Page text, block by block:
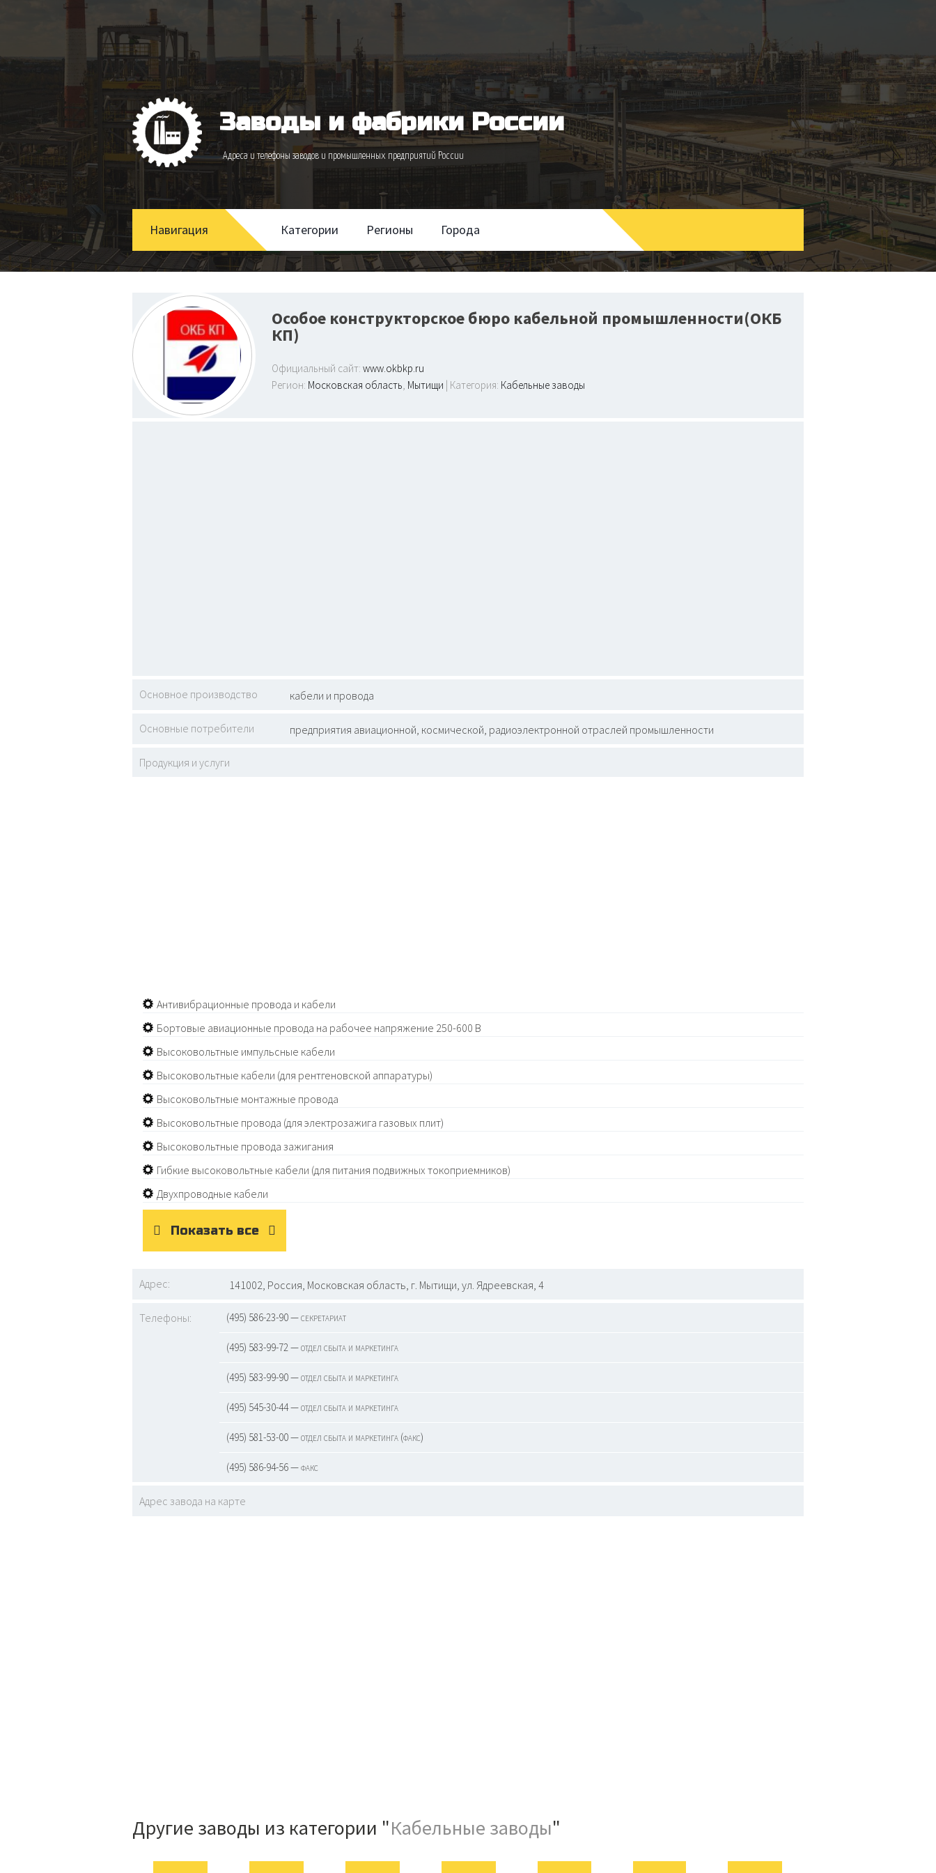
Заводы и фабрики России
Адреса и телефоны заводов и промышленных предприятий России
Навигация Категории Регионы Города
Особое конструкторское бюро кабельной промышленности(ОКБ
КП)
Официальный сайт: www.okbkp.ru
Регион: Московская область, Мытищи | Категория: Кабельные заводы
Основное производство кабели и провода
Основные потребители предприятия авиационной, космической, радиоэлектронной отраслей промышленности
Продукция и услуги
Антивибрационные провода и кабели
Бортовые авиационные провода на рабочее напряжение 250-600 В
Высоковольтные импульсные кабели
Высоковольтные кабели (для рентгеновской аппаратуры)
Высоковольтные монтажные провода
Высоковольтные провода (для электрозажига газовых плит)
Высоковольтные провода зажигания
Гибкие высоковольтные кабели (для питания подвижных токоприемников)
Двухпроводные кабели
Показать все
Адрес: 141002, Россия, Московская область, г. Мытищи, ул. Ядреевская, 4
Телефоны: (495) 586-23-90 — секретариат
(495) 583-99-72 — отдел сбыта и маркетинга
(495) 583-99-90 — отдел сбыта и маркетинга
(495) 545-30-44 — отдел сбыта и маркетинга
(495) 581-53-00 — отдел сбыта и маркетинга (факс)
(495) 586-94-56 — факс
Адрес завода на карте
Другие заводы из категории "Кабельные заводы"